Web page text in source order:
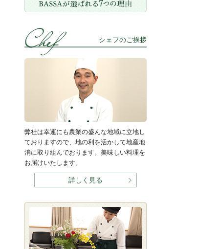
シェフのご挨拶
弊社は幸運にも農業の盛んな地域に立地し
ておりますので、地の利を活かして地産地
消に取り組んでおります。美味しい料理を
お届けいたします。
詳しく見る